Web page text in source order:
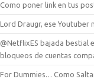
Como poner link en tus
Lord Draugr, ese
@NetflixES bajada bestial
bloqueos de cuentas
For Dummies… Como